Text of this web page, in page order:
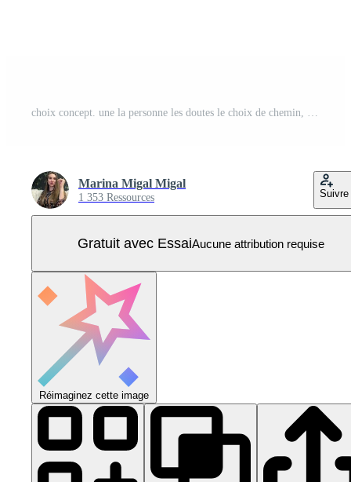
choix concept. une la personne les doutes le choix de chemin, méthode, la prise de décision, en pensant à propos une problème. illustration de La Flèche directions. choix dilemme. Vecteur Pro
Marina Migal Migal
1 353 Ressources Suivre
Gratuit avec EssaiAucune attribution requise
Réimaginez cette image